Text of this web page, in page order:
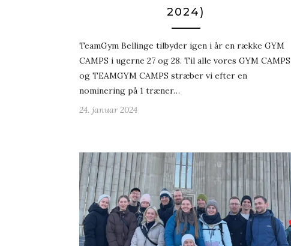
2024)
TeamGym Bellinge tilbyder igen i år en række GYM
CAMPS i ugerne 27 og 28. Til alle vores GYM CAMPS
og TEAMGYM CAMPS stræber vi efter en
nominering på 1 træner…
24. januar 2024